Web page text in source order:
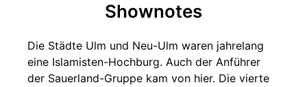
Shownotes
Die Städte Ulm und Neu-Ulm waren jahrelang
eine Islamisten-Hochburg. Auch der Anführer
der Sauerland-Gruppe kam von hier. Die vierte